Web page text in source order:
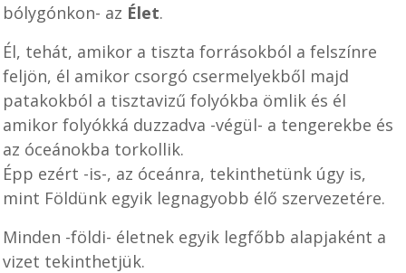
bólygónkon- az Élet.
Él, tehát, amikor a tiszta forrásokból a felszínre
feljön, él amikor csorgó csermelyekből majd
patakokból a tisztavizű folyókba ömlik és él
amikor folyókká duzzadva -végül- a tengerekbe és
az óceánokba torkollik.
Épp ezért -is-, az óceánra, tekinthetünk úgy is,
mint Földünk egyik legnagyobb élő szervezetére.
Minden -földi- életnek egyik legfőbb alapjaként a
vizet tekinthetjük.